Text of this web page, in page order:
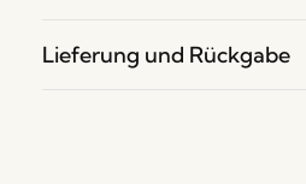
Lieferung und Rückgabe